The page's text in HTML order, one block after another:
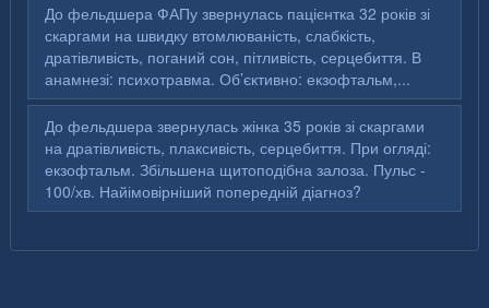
До фельдшера ФАПу звернулась пацієнтка 32 років зі
скаргами на швидку втомлюваність, слабкість,
дратівливість, поганий сон, пітливість, серцебиття. В
анамнезі: психотравма. Об’єктивно: екзофтальм,...
До фельдшера звернулась жінка 35 років зі скаргами
на дратівливість, плаксивість, серцебиття. При огляді:
екзофтальм. Збільшена щитоподібна залоза. Пульс -
100/хв. Найімовірніший попередній діагноз?